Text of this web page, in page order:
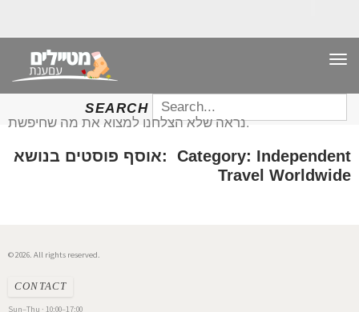
SEARCH
SEARCH
FOR:
אוסף פוסטים בנושא: Category: Independent
Travel Worldwide
נראה שלא הצלחנו למצוא את מה שחיפשת.
© 2026. All rights reserved.
CONTACT
Sun–Thu · 10:00–17:00